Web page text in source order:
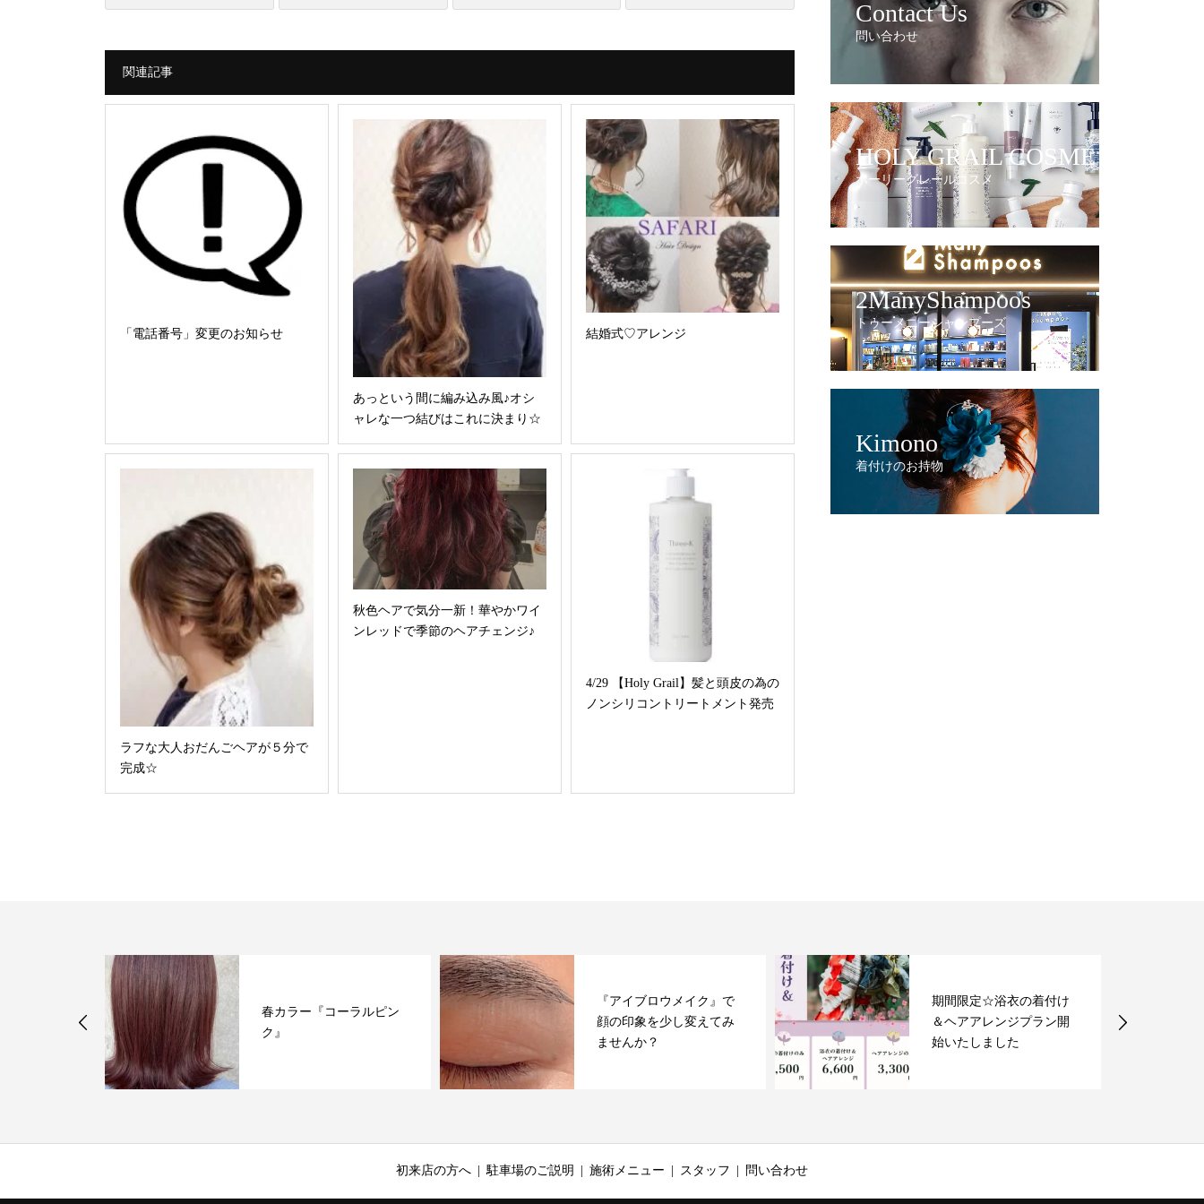
関連記事
「電話番号」変更のお知らせ
あっという間に編み込み風♪オシ
ャレな一つ結びはこれに決まり☆
結婚式♡アレンジ
ラフな大人おだんごヘアが５分で
完成☆
秋色ヘアで気分一新！華やかワイ
ンレッドで季節のヘアチェンジ♪
4/29 【Holy Grail】髪と頭皮の為の
ノンシリコントリートメント発売
Contact Us
問い合わせ
HOLY GRAIL COSME
ホーリーグレールコスメ
2ManyShampoos
トゥーメニーシャンプーズ
Kimono
着付けのお持物
春カラー『コーラルピン
ク』
『アイブロウメイク』で
顔の印象を少し変えてみ
ませんか？
期間限定☆浴衣の着付け
＆ヘアアレンジプラン開
始いたしました
初来店の方へ 駐車場のご説明 施術メニュー スタッフ 問い合わせ